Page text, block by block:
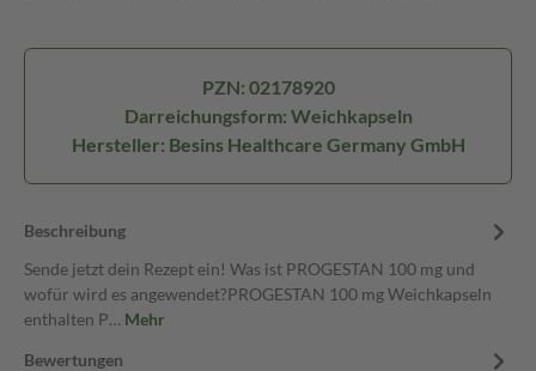
PZN: 02178920
Darreichungsform: Weichkapseln
Hersteller: Besins Healthcare Germany GmbH
Beschreibung
Sende jetzt dein Rezept ein! Was ist PROGESTAN 100 mg und
wofür wird es angewendet?PROGESTAN 100 mg Weichkapseln
enthalten P… Mehr
Bewertungen